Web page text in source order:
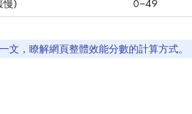
慢) 0–49
一文，瞭解網頁整體效能分數的計算方式。